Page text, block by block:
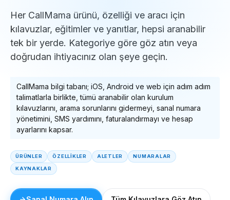
Her CallMama ürünü, özelliği ve aracı için
kılavuzlar, eğitimler ve yanıtlar, hepsi aranabilir
tek bir yerde. Kategoriye göre göz atın veya
doğrudan ihtiyacınız olan şeye geçin.
CallMama bilgi tabanı; iOS, Android ve web için adım adım
talimatlarla birlikte, tümü aranabilir olan kurulum
kılavuzlarını, arama sorunlarını gidermeyi, sanal numara
yönetimini, SMS yardımını, faturalandırmayı ve hesap
ayarlarını kapsar.
ÜRÜNLER ÖZELLİKLER ALETLER NUMARALAR
KAYNAKLAR